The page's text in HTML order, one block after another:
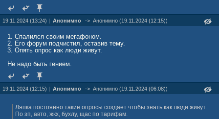
19.11.2024 (13:24) | Анонимно -> Анонимно (19.11.2024 (12:15))
1. Спалился своим мегафоном.
2. Его форум подчистил, оставив тему.
3. Опять опрос как люди живут.
Не надо быть гением.
19.11.2024 (12:15) | Анонимно -> Анонимно (19.11.2024 (06:08))
Ляпка постоянно такие опросы создает чтобы знать как люди живут.
По зп, авто, жкх, бухлу, щас по тарифам.